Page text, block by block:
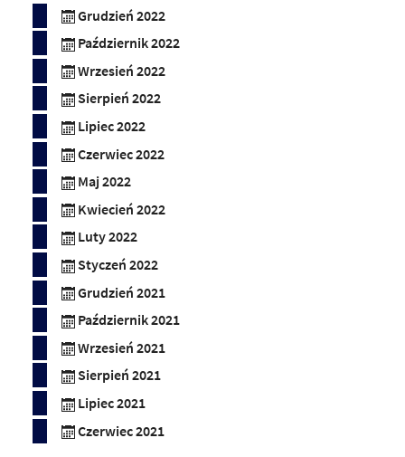
Grudzień 2022
Październik 2022
Wrzesień 2022
Sierpień 2022
Lipiec 2022
Czerwiec 2022
Maj 2022
Kwiecień 2022
Luty 2022
Styczeń 2022
Grudzień 2021
Październik 2021
Wrzesień 2021
Sierpień 2021
Lipiec 2021
Czerwiec 2021